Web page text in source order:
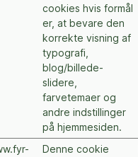
cookies hvis formål
er, at bevare den
korrekte visning af
typografi,
blog/billede-
slidere,
farvetemaer og
andre indstillinger
på hjemmesiden.
Denne cookie